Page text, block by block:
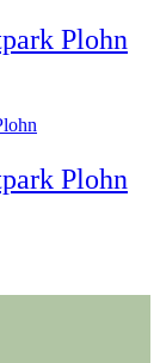
Plohn
Plohn